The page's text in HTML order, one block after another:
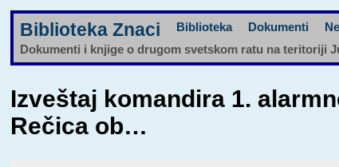
Biblioteka Znaci Biblioteka Dokumenti
Dokumenti i knjige o drugom svetskom ratu na teritoriji
Izveštaj komandira 1.
Rečica ob…